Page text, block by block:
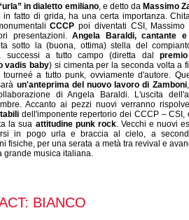
in dialetto emiliano, e detto da Massimo
in fatto di grida, ha una certa importanza.
CCCP poi diventati CSI,
presentazioni. Angela Baraldi, cantante
sotto la (buona, ottima) stella del
successi a tutto campo (diretta dal
vadis baby) si cimenta per la seconda volta a
a tutto punk, ovviamente d'autore.
un'anteprima del nuovo lavoro di Zamboni
di Angela Baraldi. L'uscita
Accanto ai pezzi nuovi verranno
dell'imponente repertorio dei CCCP – CSI,
la sua attitudine punk rock. Vecchi e nuovi
in pogo urla e braccia al cielo, a
fisiche, per una serata a metà tra revival e
grande musica italiana.
BIANCO